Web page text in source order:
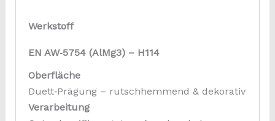
Werkstoff
EN AW‑5754 (AlMg3) – H114
Oberfläche
Duett‑Prägung – rutschhemmend & dekorativ
Verarbeitung